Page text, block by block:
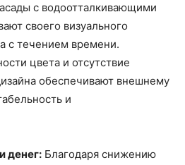
с водоотталкивающими
своего визуального
с течением времени.
цвета и отсутствие
обеспечивают внешнему
и
денег: Благодаря снижению